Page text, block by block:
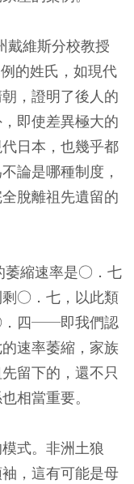
戴維斯分校教授
的姓氏，如現代
，證明了後人的
即使差異極大的
日本，也幾乎都
論是哪種制度，
脫離祖先遺留的
萎縮速率是○．七
剩○．七，以此類
．四──即我們認
速率萎縮，家族
留下的，還不只
相當重要。
式。非洲土狼
，這有可能是母